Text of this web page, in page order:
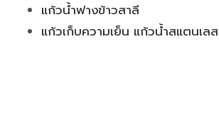
แก้วน้ำฟางข้าวสาลี
แก้วเก็บความเย็น แก้วน้ำสแตนเลส